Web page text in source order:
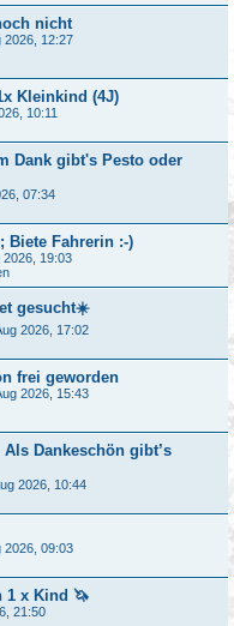
nicht
2026, 12:27
Kleinkind (4J)
10:11
Dank gibt's Pesto oder
07:34
Biete Fahrerin :-)
2026, 19:03
gesucht☀️
2026, 17:02
frei geworden
2026, 15:43
Dankeschön gibt’s
2026, 10:44
2026, 09:03
1 x Kind 🦄
21:50